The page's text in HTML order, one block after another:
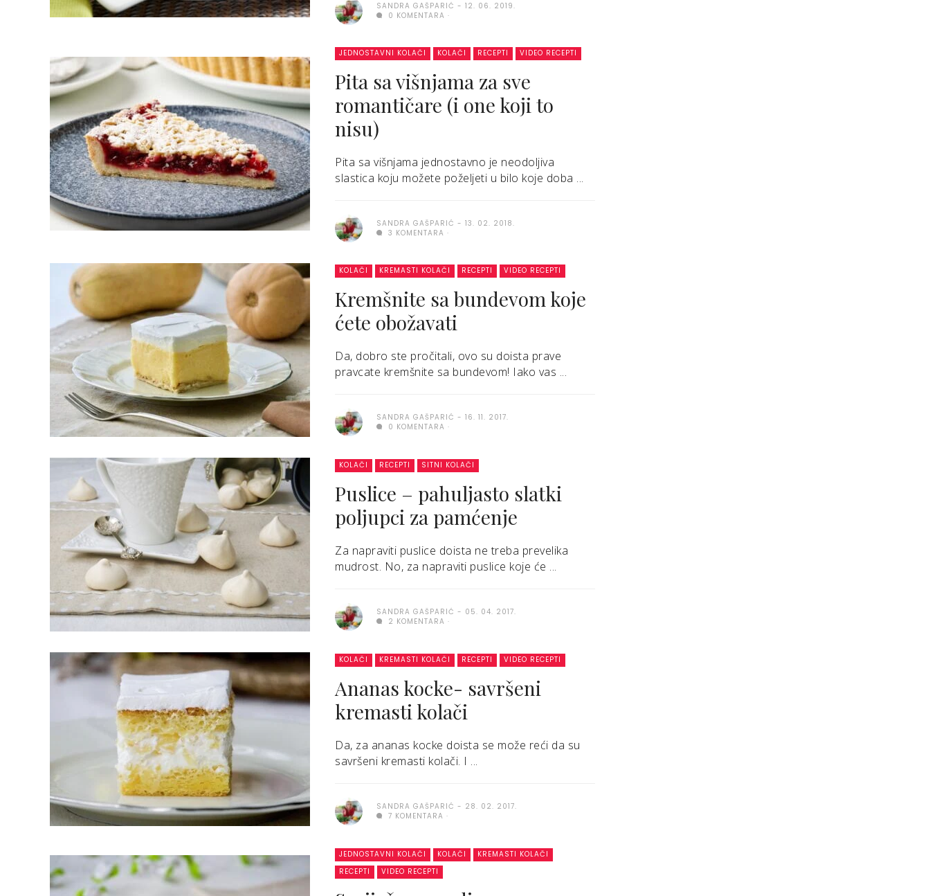
SANDRA GAŠPARIĆ
12. 06. 2019.
0 KOMENTARA
JEDNOSTAVNI KOLAČI KOLAČI RECEPTI VIDEO RECEPTI
Pita sa višnjama za sve
romantičare (i one koji to
nisu)
Pita sa višnjama jednostavno je neodoljiva
slastica koju možete poželjeti u bilo koje doba ...
SANDRA GAŠPARIĆ
13. 02. 2018.
3 KOMENTARA
KOLAČI KREMASTI KOLAČI RECEPTI VIDEO RECEPTI
Kremšnite sa bundevom koje
ćete obožavati
Da, dobro ste pročitali, ovo su doista prave
pravcate kremšnite sa bundevom! Iako vas ...
SANDRA GAŠPARIĆ
16. 11. 2017.
0 KOMENTARA
KOLAČI RECEPTI SITNI KOLAČI
Puslice – pahuljasto slatki
poljupci za pamćenje
Za napraviti puslice doista ne treba prevelika
mudrost. No, za napraviti puslice koje će ...
SANDRA GAŠPARIĆ
05. 04. 2017.
2 KOMENTARA
KOLAČI KREMASTI KOLAČI RECEPTI VIDEO RECEPTI
Ananas kocke- savršeni
kremasti kolači
Da, za ananas kocke doista se može reći da su
savršeni kremasti kolači. I ...
SANDRA GAŠPARIĆ
28. 02. 2017.
7 KOMENTARA
JEDNOSTAVNI KOLAČI KOLAČI
KREMASTI KOLAČI
RECEPTI
VIDEO RECEPTI